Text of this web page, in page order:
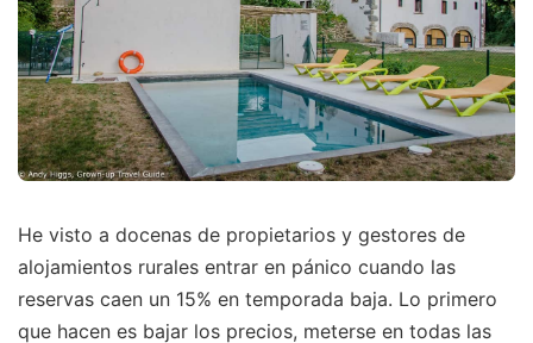
He visto a docenas de propietarios y gestores de
alojamientos rurales entrar en pánico cuando las
reservas caen un 15% en temporada baja. Lo primero
que hacen es bajar los precios, meterse en todas las